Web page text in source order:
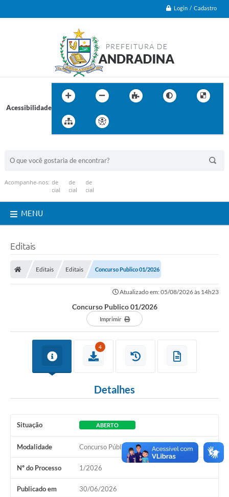
Login / Cadastro
Acessibilidade
Acompanhe-nos:
MENU
Editais
Editais Editais Concurso Publico 01/2026
Atualizado em: 05/08/2026 às 14h23
Concurso Publico 01/2026
Imprimir
4
Detalhes
Situação ABERTO
Modalidade Concurso Público
Nº do Processo 1/2026
Publicado em 30/06/2026